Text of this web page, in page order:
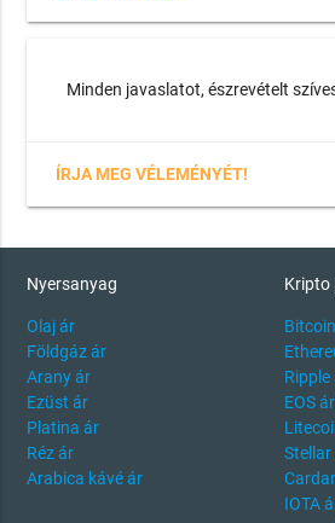
Minden javaslatot, észrevételt
ÍRJA MEG VÉLEMÉNYÉT!
Nyersanyag
Olaj ár
Földgáz ár
Arany ár
Ezüst ár
Platina ár
Réz ár
Arabica kávé ár
Kripto
EOS
IOTA